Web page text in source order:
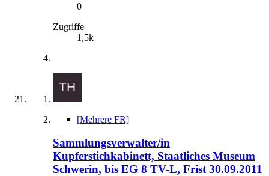
0
Zugriffe
1,5k
[Mehrere FR]
Sammlungsverwalter/in
Kupferstichkabinett, Staatliches Museum
Schwerin, bis EG 8 TV-L, Frist 30.09.2011